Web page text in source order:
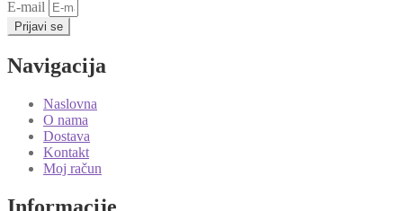
E-mail
Prijavi se
Navigacija
Naslovna
O nama
Dostava
Kontakt
Moj račun